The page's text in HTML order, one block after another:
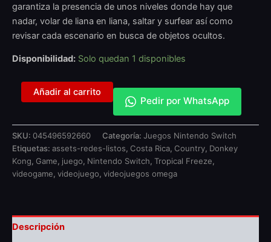
garantiza la presencia de unos niveles donde hay que
nadar, volar de liana en liana, saltar y surfear así como
revisar cada escenario en busca de objetos ocultos.
Disponibilidad: Solo quedan 1 disponibles
Añadir al carrito
Pedir por WhatsApp
SKU: 045496592660 Categoría: Juegos Nintendo Switch
Etiquetas: assets-redes-listos, Costa Rica, Country, Donkey
Kong, Game, juego, Nintendo Switch, Tropical Freeze,
videogame, videojuego, videojuegos omega
Descripción